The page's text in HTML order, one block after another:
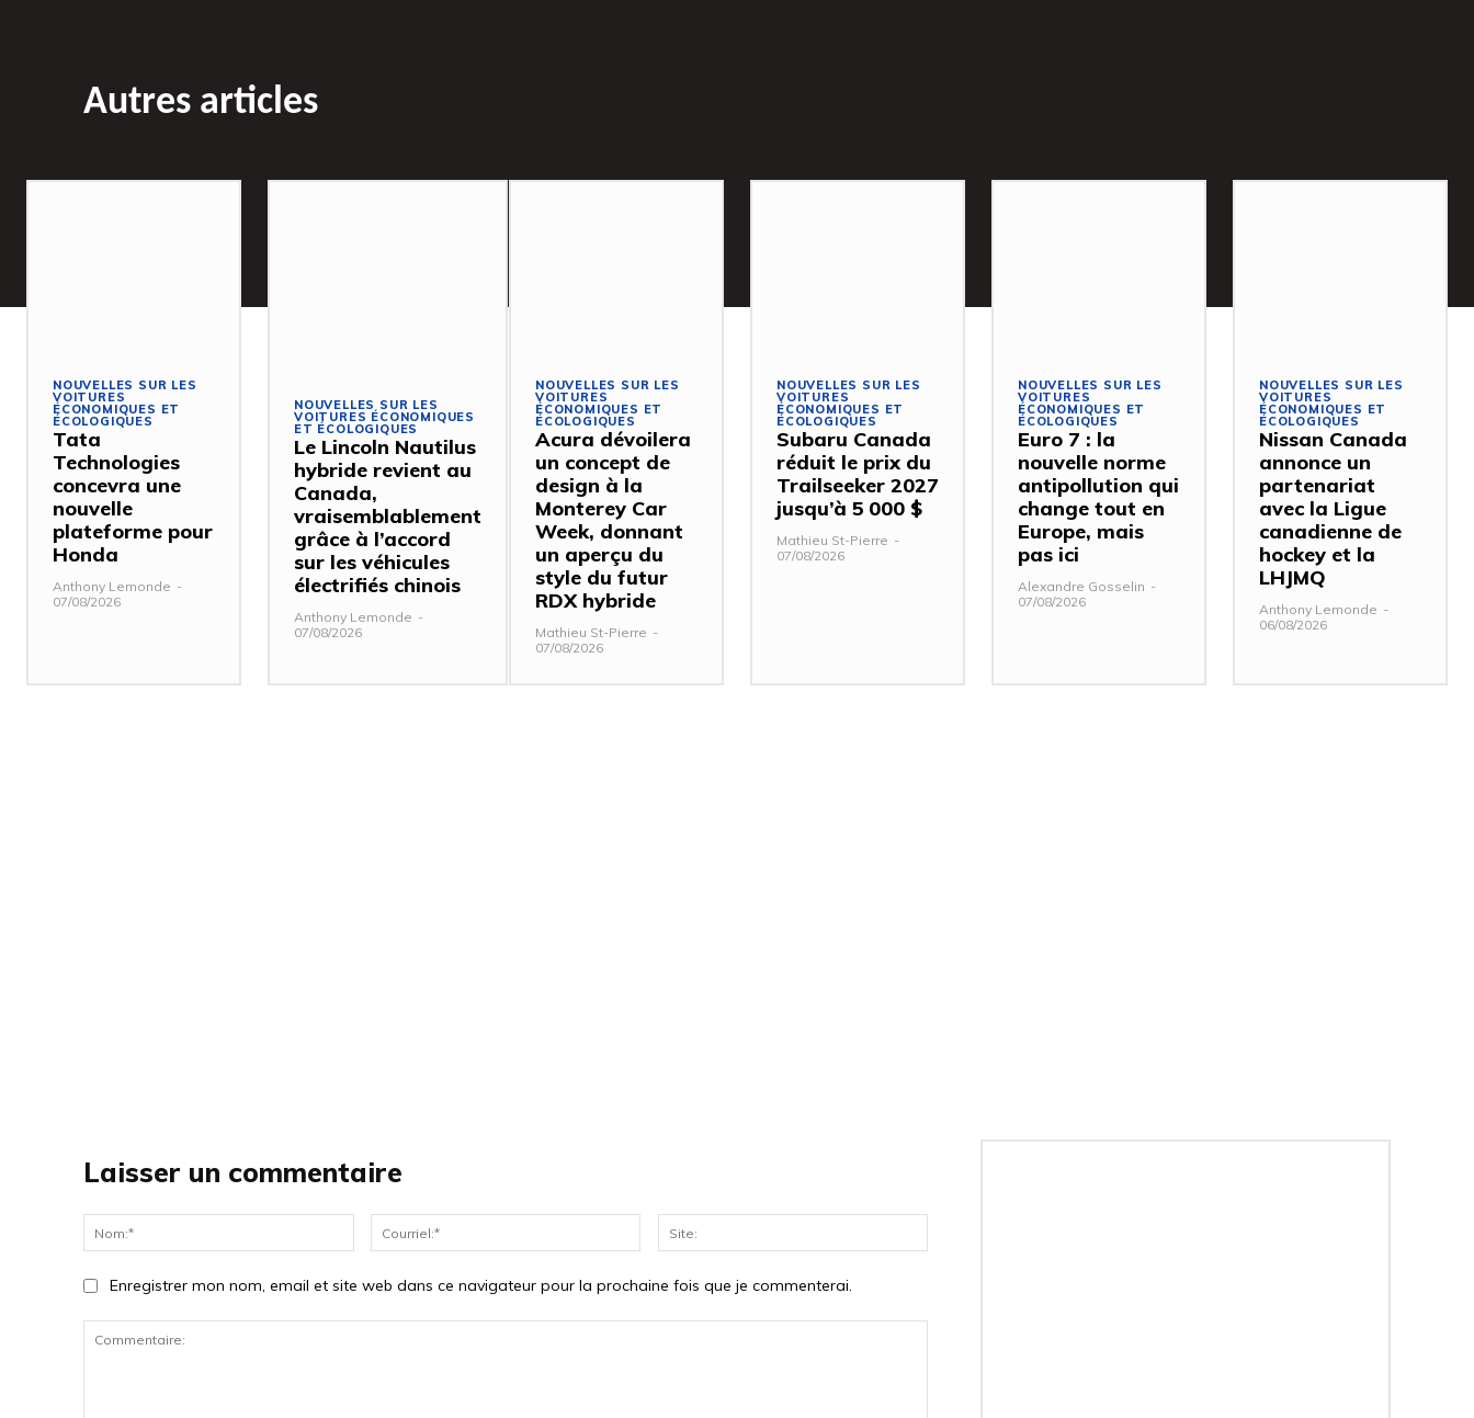
Autres articles
NOUVELLES SUR LES
VOITURES
ÉCONOMIQUES ET
ÉCOLOGIQUES
Tata
Technologies
concevra une
nouvelle
plateforme pour
Honda
Anthony Lemonde -
07/08/2026
NOUVELLES SUR LES
VOITURES ÉCONOMIQUES
ET ÉCOLOGIQUES
Le Lincoln Nautilus
hybride revient au
Canada,
vraisemblablement
grâce à l’accord
sur les véhicules
électrifiés chinois
Anthony Lemonde -
07/08/2026
NOUVELLES SUR LES
VOITURES
ÉCONOMIQUES ET
ÉCOLOGIQUES
Acura dévoilera
un concept de
design à la
Monterey Car
Week, donnant
un aperçu du
style du futur
RDX hybride
Mathieu St-Pierre -
07/08/2026
NOUVELLES SUR LES
VOITURES
ÉCONOMIQUES ET
ÉCOLOGIQUES
Subaru Canada
réduit le prix du
Trailseeker 2027
jusqu’à 5 000 $
Mathieu St-Pierre -
07/08/2026
NOUVELLES SUR LES
VOITURES
ÉCONOMIQUES ET
ÉCOLOGIQUES
Euro 7 : la
nouvelle norme
antipollution qui
change tout en
Europe, mais
pas ici
Alexandre Gosselin -
07/08/2026
NOUVELLES SUR LES
VOITURES
ÉCONOMIQUES ET
ÉCOLOGIQUES
Nissan Canada
annonce un
partenariat
avec la Ligue
canadienne de
hockey et la
LHJMQ
Anthony Lemonde -
06/08/2026
Laisser un commentaire
Enregistrer mon nom, email et site web dans ce navigateur pour la prochaine fois que je commenterai.